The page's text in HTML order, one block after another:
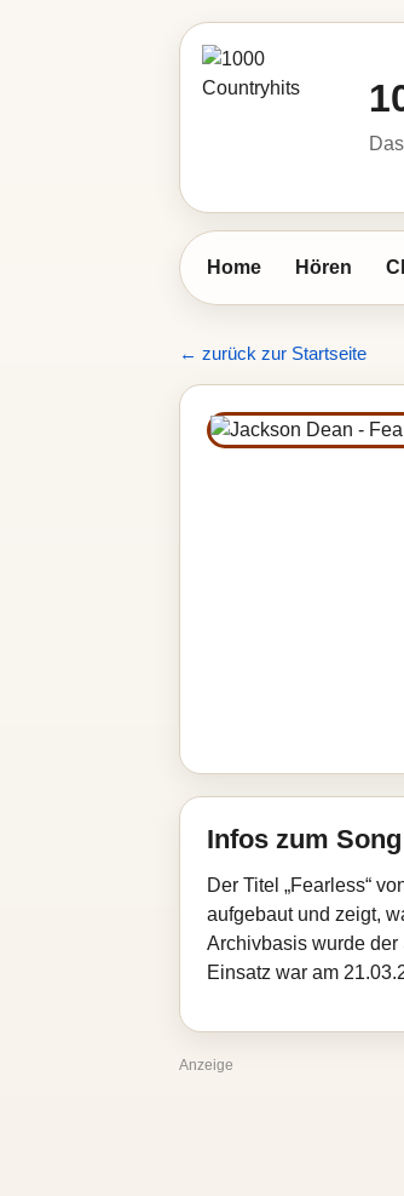
Home Hören
← zurück zur Startseite
Infos zum Song
Der Titel „Fearless“
aufgebaut und zeigt,
Archivbasis wurde der
Einsatz war am
Anzeige